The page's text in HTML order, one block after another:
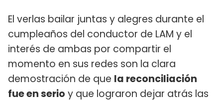
El verlas bailar juntas y alegres durante el
cumpleaños del conductor de LAM y el
interés de ambas por compartir el
momento en sus redes son la clara
demostración de que la reconciliación
fue en serio y que lograron dejar atrás las